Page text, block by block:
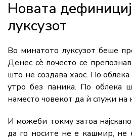
Новата
луксузот
Во минатото луксузот беше
Денес сè почесто се
што не создава хаос. По
утро без паника. По облека
наместо човекот да ѝ служи на
И можеби токму затоа
да го носите не е кашмир, не